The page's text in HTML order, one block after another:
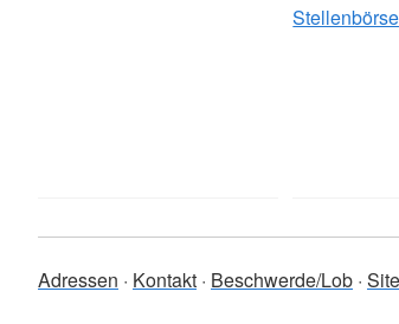
Stellenbörse
Adressen Kontakt Beschwerde/Lob